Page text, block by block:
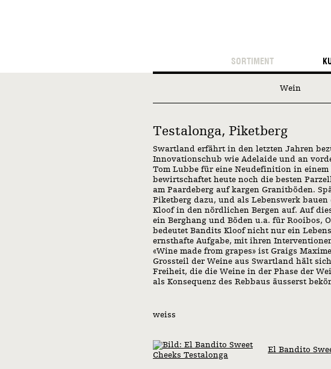
SORTIMENT
Wein
Testalonga, Piketberg
Swartland erfährt in den letzten Jahren
Innovationschub wie Adelaide und an
Tom Lubbe für eine Neudefinition in
bewirtschaftet heute noch die besten
am Paardeberg auf kargen Granitböden.
Piketberg dazu, und als Lebenswerk
Kloof in den nördlichen Bergen auf. Auf
ein Berghang und Böden u.a. für Rooibos,
bedeutet Bandits Kloof nicht nur ein
ernsthafte Aufgabe, mit ihren
«Wine made from grapes» ist Graigs
Grossteil der Weine aus Swartland hält
Freiheit, die die Weine in der Phase der
als Konsequenz des Rebbaus äusserst
weiss
El Bandito